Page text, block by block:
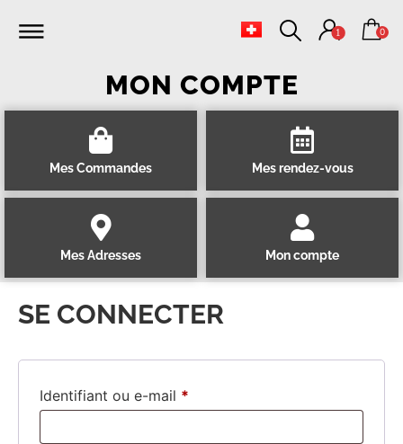
1 0
MON COMPTE
Mes Commandes Mes rendez-vous
Mes Adresses Mon compte
SE CONNECTER
Identifiant ou e-mail *